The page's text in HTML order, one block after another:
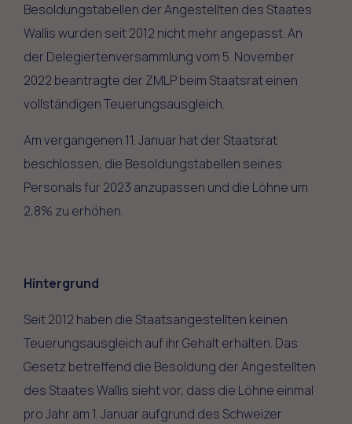
Besoldungstabellen der Angestellten des Staates
Wallis wurden seit 2012 nicht mehr angepasst. An
der Delegiertenversammlung vom 5. November
2022 beantragte der ZMLP beim Staatsrat einen
vollständigen Teuerungsausgleich.
Am vergangenen 11. Januar hat der Staatsrat
beschlossen, die Besoldungstabellen seines
Personals für 2023 anzupassen und die Löhne um
2,8% zu erhöhen.
Hintergrund
Seit 2012 haben die Staatsangestellten keinen
Teuerungsausgleich auf ihr Gehalt erhalten. Das
Gesetz betreffend die Besoldung der Angestellten
des Staates Wallis sieht vor, dass die Löhne einmal
pro Jahr am 1. Januar aufgrund des Schweizer